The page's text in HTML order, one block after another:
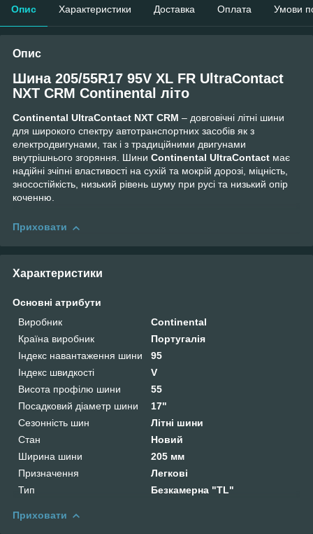
Опис Характеристики Доставка Оплата Умови
Опис
Шина 205/55R17 95V XL FR UltraContact
NXT CRM Continental літо
Continental UltraContact NXT CRM – довговічні літні шини
для широкого спектру автотранспортних засобів як з
електродвигунами, так і з традиційними двигунами
внутрішнього згоряння. Шини Continental UltraContact має
надійні зчіпні властивості на сухій та мокрій дорозі, міцність,
зносостійкість, низький рівень шуму при русі та низький опір
коченню.
Приховати
Характеристики
Основні атрибути
Виробник
Continental
Країна виробник
Португалія
Індекс навантаження шини
95
Індекс швидкості
V
Висота профілю шини
55
Посадковий діаметр шини
17"
Сезонність шин
Літні шини
Стан
Новий
Ширина шини
205 мм
Призначення
Легкові
Тип
Безкамерна "TL"
Приховати